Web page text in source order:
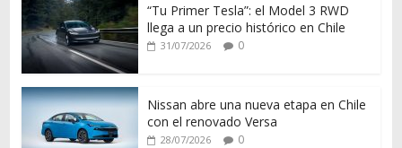
“Tu Primer Tesla”: el Model 3 RWD
llega a un precio histórico en Chile
31/07/2026 0
Nissan abre una nueva etapa en Chile
con el renovado Versa
28/07/2026 0